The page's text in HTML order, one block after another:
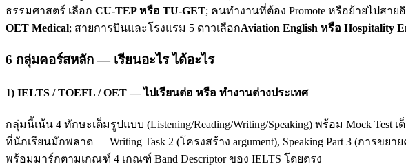
ธรรมศาสตร์ เลือก CU-TEP หรือ TU-GET; คนทำงานที่ต้อง Promote หรือย้ายไปสาย
OET Medical; สายการบินและโรงแรม 5 ดาวเลือกAviation English หรือ Hospitality
6 กลุ่มคอร์สหลัก — เรียนอะไร ได้อะไร
1) IELTS / TOEFL / OET — ไปเรียนต่อ หรือ ทำงานต่างประเทศ
กลุ่มนี้เน้น 4 ทักษะเต็มรูปแบบ (Listening/Reading/Writing/Speaking) พร้อม Mock
ที่นักเรียนมักพลาด — Writing Task 2 (โครงสร้าง argument), Speaking Part 3 (การขย
พร้อมมาร์กตามเกณฑ์ 4 เกณฑ์ Band Descriptor ของ IELTS โดยตรง